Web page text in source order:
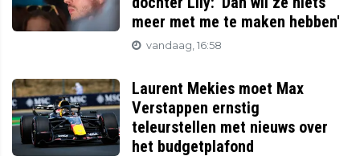
meer met me te maken hebben'
vandaag, 16:58
Laurent Mekies moet Max
Verstappen ernstig
teleurstellen met nieuws over
het budgetplafond